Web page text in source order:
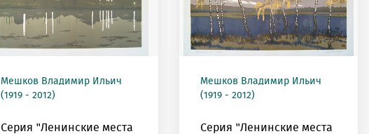
Мешков Владимир Ильич
(1919 - 2012)
Серия "Ленинские места
Мешков Владимир Ильич
(1919 - 2012)
Серия "Ленинские места